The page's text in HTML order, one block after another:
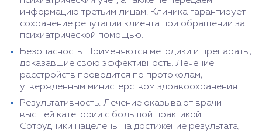
информацию третьим лицам. Клиника гарантирует
сохранение репутации клиента при обращении за
психиатрической помощью.
Безопасность. Применяются методики и препараты,
доказавшие свою эффективность. Лечение
расстройств проводится по протоколам,
утвержденным министерством здравоохранения.
Результативность. Лечение оказывают врачи
высшей категории с большой практикой.
Сотрудники нацелены на достижение результата,